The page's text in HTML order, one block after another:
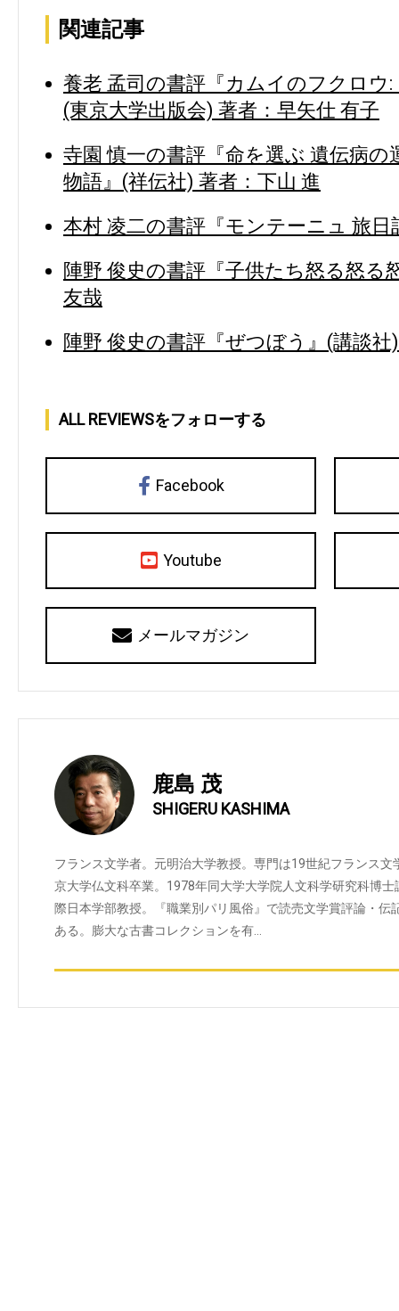
関連記事
養老 孟司の書評『カムイのフクロウ
(東京大学出版会) 著者：早矢仕 有子
寺園 慎一の書評『命を選ぶ 遺伝病
物語』(祥伝社) 著者：下山 進
本村 凌二の書評『モンテーニュ 旅日
陣野 俊史の書評『子供たち怒る怒る
友哉
陣野 俊史の書評『ぜつぼう』(講談社
ALL REVIEWSをフォローする
Facebook
Youtube
メールマガジン
鹿島 茂
SHIGERU KASHIMA
フランス文学者。元明治大学教授。専門は19世紀フランス
京大学仏文科卒業。1978年同大学大学院人文科学研究科博
際日本学部教授。『職業別パリ風俗』で読売文学賞評論・伝
ある。膨大な古書コレクションを有…